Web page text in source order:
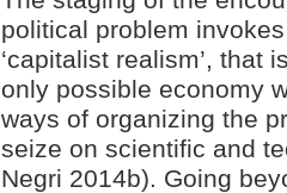
political problem
‘capitalist realism’, that
only possible economy
ways of organizing the
seize on scientific and
Negri 2014b). Going